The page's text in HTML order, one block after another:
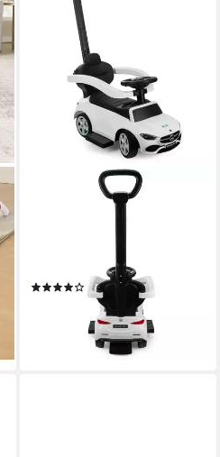
Rutscherauto Rutschauto mit
INTERAKTIVES LENKRAD
(9)
lieferbar - in 5-6 Werktagen bei dir